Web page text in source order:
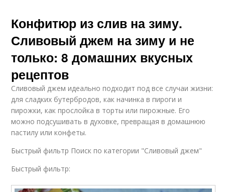
Конфитюр из слив на зиму.
Сливовый джем на зиму и не
только: 8 домашних вкусных
рецептов
Сливовый джем идеально подходит под все случаи жизни:
для сладких бутербродов, как начинка в пироги и
пирожки, как прослойка в торты или пирожные. Его
можно подсушивать в духовке, превращая в домашнюю
пастилу или конфеты.
Быстрый фильтр Поиск по категории "Сливовый джем"
Быстрый фильтр: